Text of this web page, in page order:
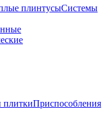
плинтусыСистемы
плиткиПриспособления